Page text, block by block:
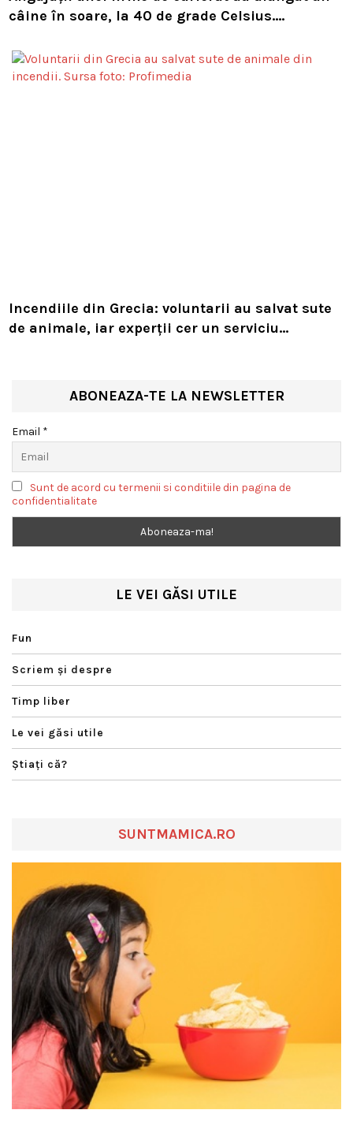
câine în soare, la 40 de grade Celsius.
Incendiile din Grecia: voluntarii au salvat sute
de animale, iar experții cer un serviciu
ABONEAZA-TE LA NEWSLETTER
Email *
Sunt de acord cu termenii si conditiile din pagina de
confidentialitate
LE VEI GĂSI UTILE
Fun
Scriem şi despre
Timp liber
Le vei găsi utile
Ştiaţi că?
SUNTMAMICA.RO